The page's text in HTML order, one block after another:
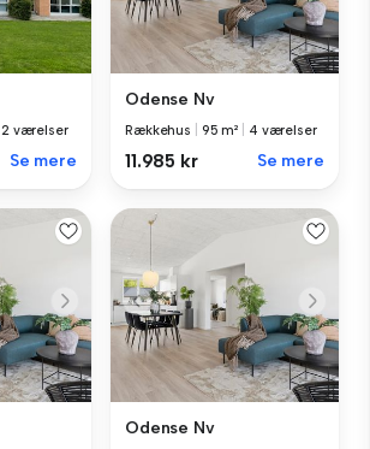
2 værelser
Se mere
Odense Nv
Rækkehus 95 m² 4 værelser
11.985 kr Se mere
Odense Nv